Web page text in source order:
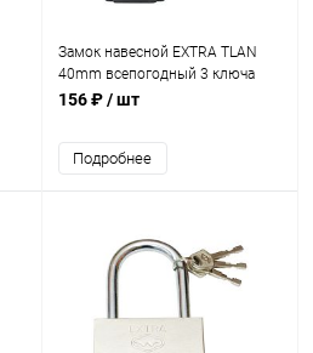
Замок навесной EXTRA TLAN
40mm всепогодный 3 ключа
156 ₽/ шт
Подробнее